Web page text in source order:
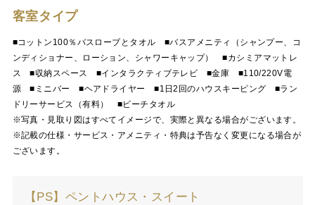
客室タイプ
■コットン100％バスローブとタオル ■バスアメニティ（シャンプー、コ
ンディショナー、ローション、シャワーキャップ） ■カシミアマットレ
ス ■収納スペース ■インタラクティブテレビ ■金庫 ■110/220V電
源 ■ミニバー ■ヘアドライヤー ■1日2回のハウスキーピング ■ラン
ドリーサービス（有料） ■ビーチタオル
※写真・見取り図はすべてイメージで、実際と異なる場合がございます。
※記載の仕様・サービス・アメニティ・特典は予告なく変更になる場合が
ございます。
【PS】ペントハウス・スイート